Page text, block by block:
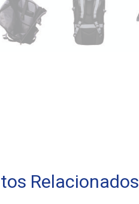
Relacionados